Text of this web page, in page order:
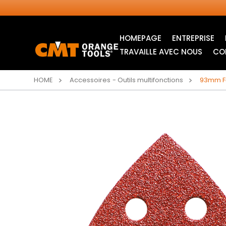
HOMEPAGE ENTREPRISE
LAMES CIRCULAIRES
INDUSTRIELLES
LAMES POUR SCIE
SAUTEUSE
TRAVAILLE AVEC NOUS
HOME Accessoires - Outils multifonctions 93mm